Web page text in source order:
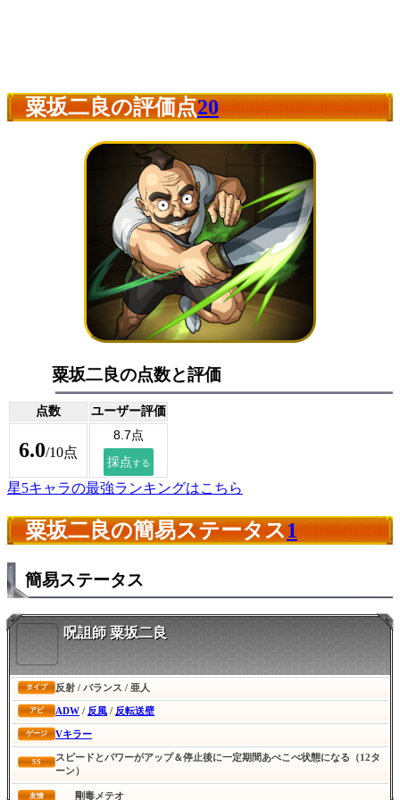
粟坂二良の評価点20
粟坂二良の点数と評価
点数 ユーザー評価
6.0/10点
星5キャラの最強ランキングはこちら
粟坂二良の簡易ステータス1
簡易ステータス
呪詛師 粟坂二良
タイプ 反射 / バランス / 亜人
アビ ADW / 反風 / 反転送壁
ゲージ Vキラー
SS
スピードとパワーがアップ＆停止後に一定期間あべこべ状態になる（12タ
ーン）
友情 剛毒メテオ